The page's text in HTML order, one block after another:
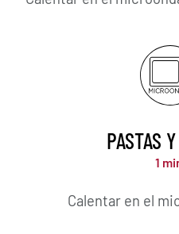
PASTAS
1
Calentar en el